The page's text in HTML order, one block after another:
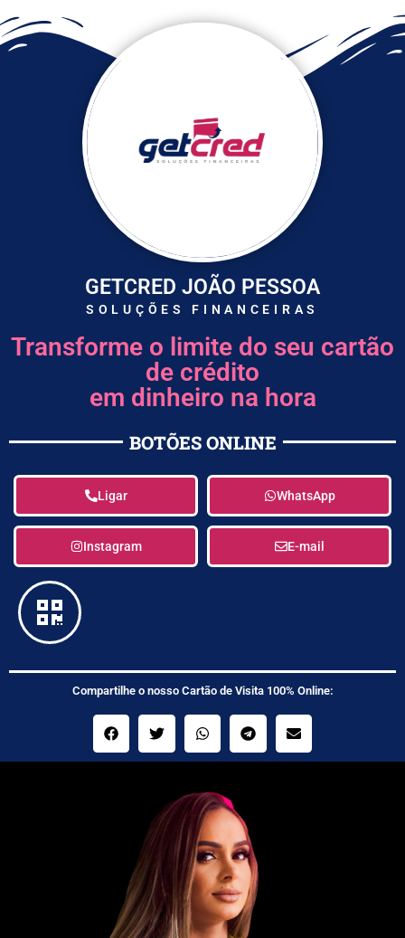
GETCRED JOÃO PESSOA
SOLUÇÕES FINANCEIRAS
Transforme o limite do seu cartão
de crédito
em dinheiro na hora
BOTÕES ONLINE
Ligar WhatsApp
Instagram E-mail
Compartilhe o nosso Cartão de Visita 100% Online: